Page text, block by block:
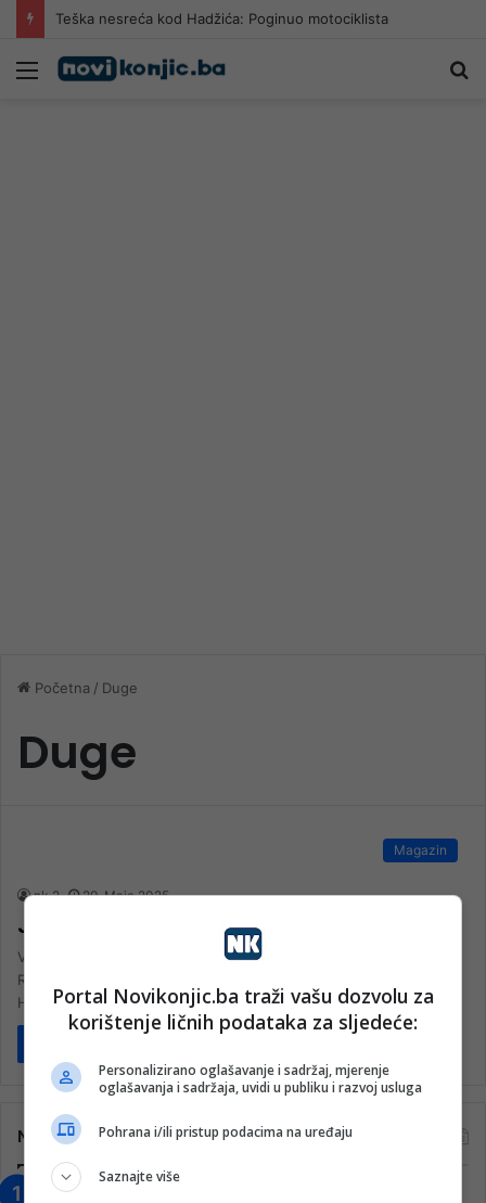
Teška nesreća kod Hadžića: Poginuo motociklista
Meni
Početna / Duge
Duge
Magazin
nk 2 29. Maja 2025.
Jeste li čuli za vodopade Duge?
Vodopadi Duge, smješteni u istoimenom naselju u općini Prozor-
Rama su jedan od najljepših prirodnih dragulja Bosne i
Hercegovine, a svu…
Najčitanije
Portal Novikonjic.ba traži vašu dozvolu za
korištenje ličnih podataka za sljedeće:
Personalizirano oglašavanje i sadržaj, mjerenje
oglašavanja i sadržaja, uvidi u publiku i razvoj usluga
Pohrana i/ili pristup podacima na uređaju
Saznajte više